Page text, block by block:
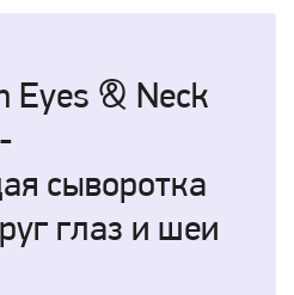
Eyes & Neck
сыворотка
глаз и шеи